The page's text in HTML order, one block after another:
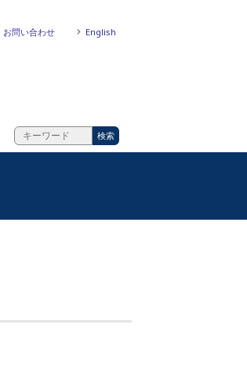
お問い合わせ English